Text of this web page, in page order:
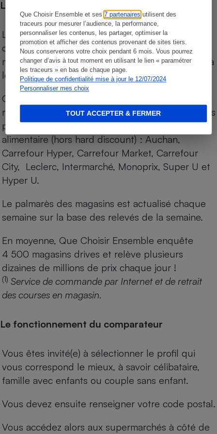
Que Choisir Ensemble et ses7 partenaires utilisent des
traceurs pour mesurer l’audience, la performance,
personnaliser les contenus, les partager, optimiser la
promotion et afficher des contenus provenant de sites tiers.
Nous conserverons votre choix pendant 6 mois. Vous pourrez
changer d’avis à tout moment en utilisant le lien « paramétrer
les traceurs » en bas de chaque page.
Politique de confidentialité mise à jour le 12/07/2024
Personnaliser mes choix
TOUT ACCEPTER & FERMER
Les comparaisons de prix
Les comparaisons sont réalisées sur l’ensemble
des produits des magasins. Les produits de
marques de distributeurs (MDD) sont comparés à
leurs équivalents chez leurs concurrents.
Chaque jour, les prix de tous les produits sont
relevés par Internet, sur les services drives (1) des
principales enseignes de la grande distribution
alimentaire (hors hard discount) : Auchan,
Carrefour Hyper, Carrefour Market, Carrefour
City, Leclerc, Intermarché, Monoprix, Super U et
Hyper U.
Le palmarès des magasins est actualisé chaque
semaine sur la base des relevés de la semaine.
En moyenne, Que Choisir Ensemble enquête
4 500 magasins drives et relève plusieurs
dizaines de millions de prix chaque jour !
(1) Service de commande par Internet et de retrait
des courses en magasin.
Le fonctionnement du comparateur
Vous êtes invité(e) à sélectionner le profil qui
vous correspond le mieux, à savoir célibataire,
famille avec enfants ou couple sans enfant.
Vous devez ensuite renseigner votre code postal.
Vous accédez alors aux supermarchés à côté de